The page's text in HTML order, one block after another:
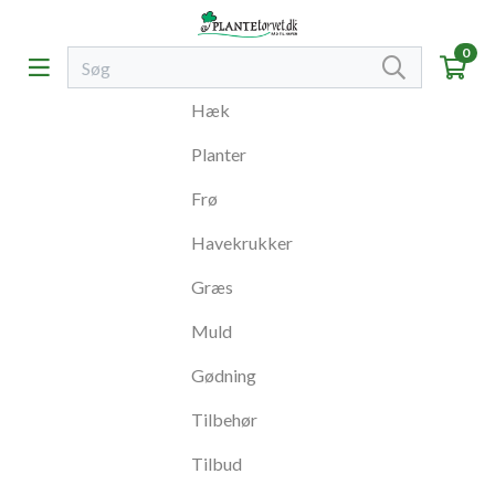
0
Hæk
Planter
Frø
Havekrukker
Græs
Muld
Gødning
Tilbehør
Tilbud